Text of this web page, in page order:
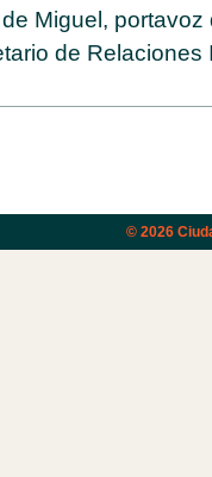
Miguel, portavoz
de Relaciones
© 2026